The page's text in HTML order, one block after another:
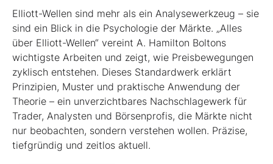
Elliott-Wellen sind mehr als ein Analysewerkzeug – sie
sind ein Blick in die Psychologie der Märkte. „Alles
über Elliott-Wellen“ vereint A. Hamilton Boltons
wichtigste Arbeiten und zeigt, wie Preisbewegungen
zyklisch entstehen. Dieses Standardwerk erklärt
Prinzipien, Muster und praktische Anwendung der
Theorie – ein unverzichtbares Nachschlagewerk für
Trader, Analysten und Börsenprofis, die Märkte nicht
nur beobachten, sondern verstehen wollen. Präzise,
tiefgründig und zeitlos aktuell.